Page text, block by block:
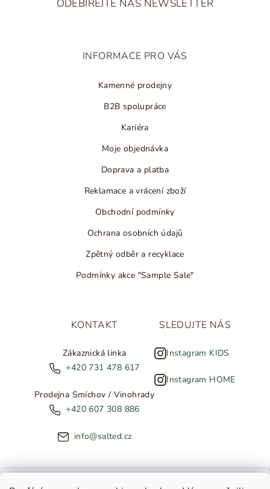
ODEBÍREJTE NÁŠ NEWSLETTER
INFORMACE PRO VÁS
Kamenné prodejny
B2B spolupráce
Kariéra
Moje objednávka
Doprava a platba
Reklamace a vrácení zboží
Obchodní podmínky
Ochrana osobních údajů
Zpětný odběr a recyklace
Podmínky akce "Sample Sale"
KONTAKT
Zákaznická linka
+420 731 478 617
Prodejna Smíchov / Vinohrady
+420 607 308 886
info@salted.cz
SLEDUJTE NÁS
Instagram KIDS
Instagram HOME
NOVINKY ZE SALTED